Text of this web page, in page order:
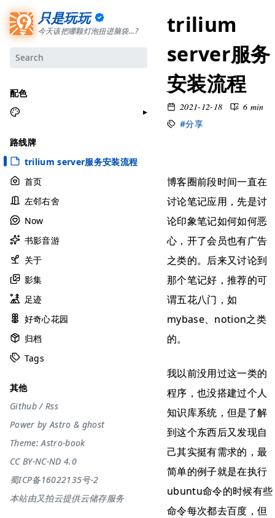
只是玩玩
今天该把哪颗灯泡扭进脑袋...?
配色
极夜黑
雅余黄
昱行粉
她的蓝
莫比乌斯
香草绿
自适应
路线牌
trilium server服务安装流程
首页
左邻右舍
Now
书影音游
关于
影集
足迹
好奇心花园
归档
Tags
其他
Github/ Rss
Power byAstro & ghost
Theme:Astro-book
CC BY-NC-ND 4.0
蜀ICP备16022135号-2
本站由又拍云提供云储存服务
trilium
server服务
安装流程
2021-12-18
6 min
#分享
博客圈前段时间一直在
讨论笔记应用，先是讨
论印象笔记如何如何恶
心，开了会员也有广告
之类的。后来又讨论到
那个笔记好，推荐的可
谓五花八门，如
mybase、notion之类
的。
我以前没用过这一类的
程序，也没搭建过个人
知识库系统，但是了解
到这个东西后又发现自
己其实挺有需求的，最
简单的例子就是在执行
ubuntu命令的时候有些
命令每次都去百度，但